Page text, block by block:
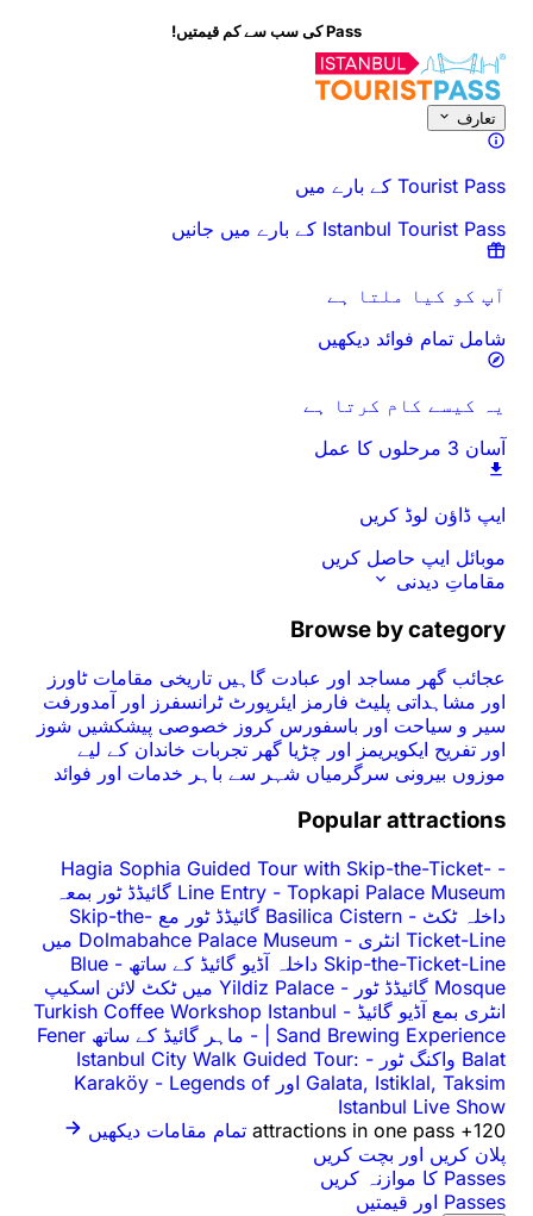
Pass کی سب سے کم قیمتیں!
تعارف
Tourist Pass کے بارے میں
Istanbul Tourist Pass کے بارے میں جانیں
آپ کو کیا ملتا ہے
شامل تمام فوائد دیکھیں
یہ کیسے کام کرتا ہے
آسان 3 مرحلوں کا عمل
ایپ ڈاؤن لوڈ کریں
موبائل ایپ حاصل کریں
مقاماتِ دیدنی
Browse by category
عجائب گھر مساجد اور عبادت گاہیں تاریخی مقاماتٹاورز
اور مشاہداتی پلیٹ فارمز ایئرپورٹ ٹرانسفرز اور آمدورفت
سیر و سیاحت اور باسفورس کروز خصوصی پیشکشیں شوز
اور تفریح ایکویریمز اور چڑیا گھر تجربات خاندان کے لیے
موزوں بیرونی سرگرمیاں شہر سے باہر خدمات اور فوائد
Popular attractions
-
Hagia Sophia Guided Tour with Skip-the-Ticket-
Line Entry -
Topkapi Palace Museum گائیڈڈ ٹور بمعہ
داخلہ ٹکٹ -
Basilica Cistern گائیڈڈ ٹور مع Skip-the-
Ticket-Line انٹری
-
Dolmabahce Palace Museum میں
Skip-the-Ticket-Line داخلہ آڈیو گائیڈ کے ساتھ
-
Blue
Mosque گائیڈڈ ٹور
-
Yildiz Palace میں ٹکٹ لائن اسکیپ
انٹری بمع آڈیو گائیڈ -
Turkish Coffee Workshop Istanbul
| Sand Brewing Experience
-
ماہر گائیڈ کے ساتھ Fener
Balat واکنگ ٹور
-
Istanbul City Walk Guided Tour:
Galata, Istiklal, Taksim اور Karaköy
- Legends of
Istanbul Live Show
120+ attractions in one pass
تمام مقامات دیکھیں
پلان کریں اور بچت کریں
Passes کا موازنہ کریں
Passes اور قیمتیں
اس سرگرمی کے بارے میں جائزہ اوقات اور دورانیہ